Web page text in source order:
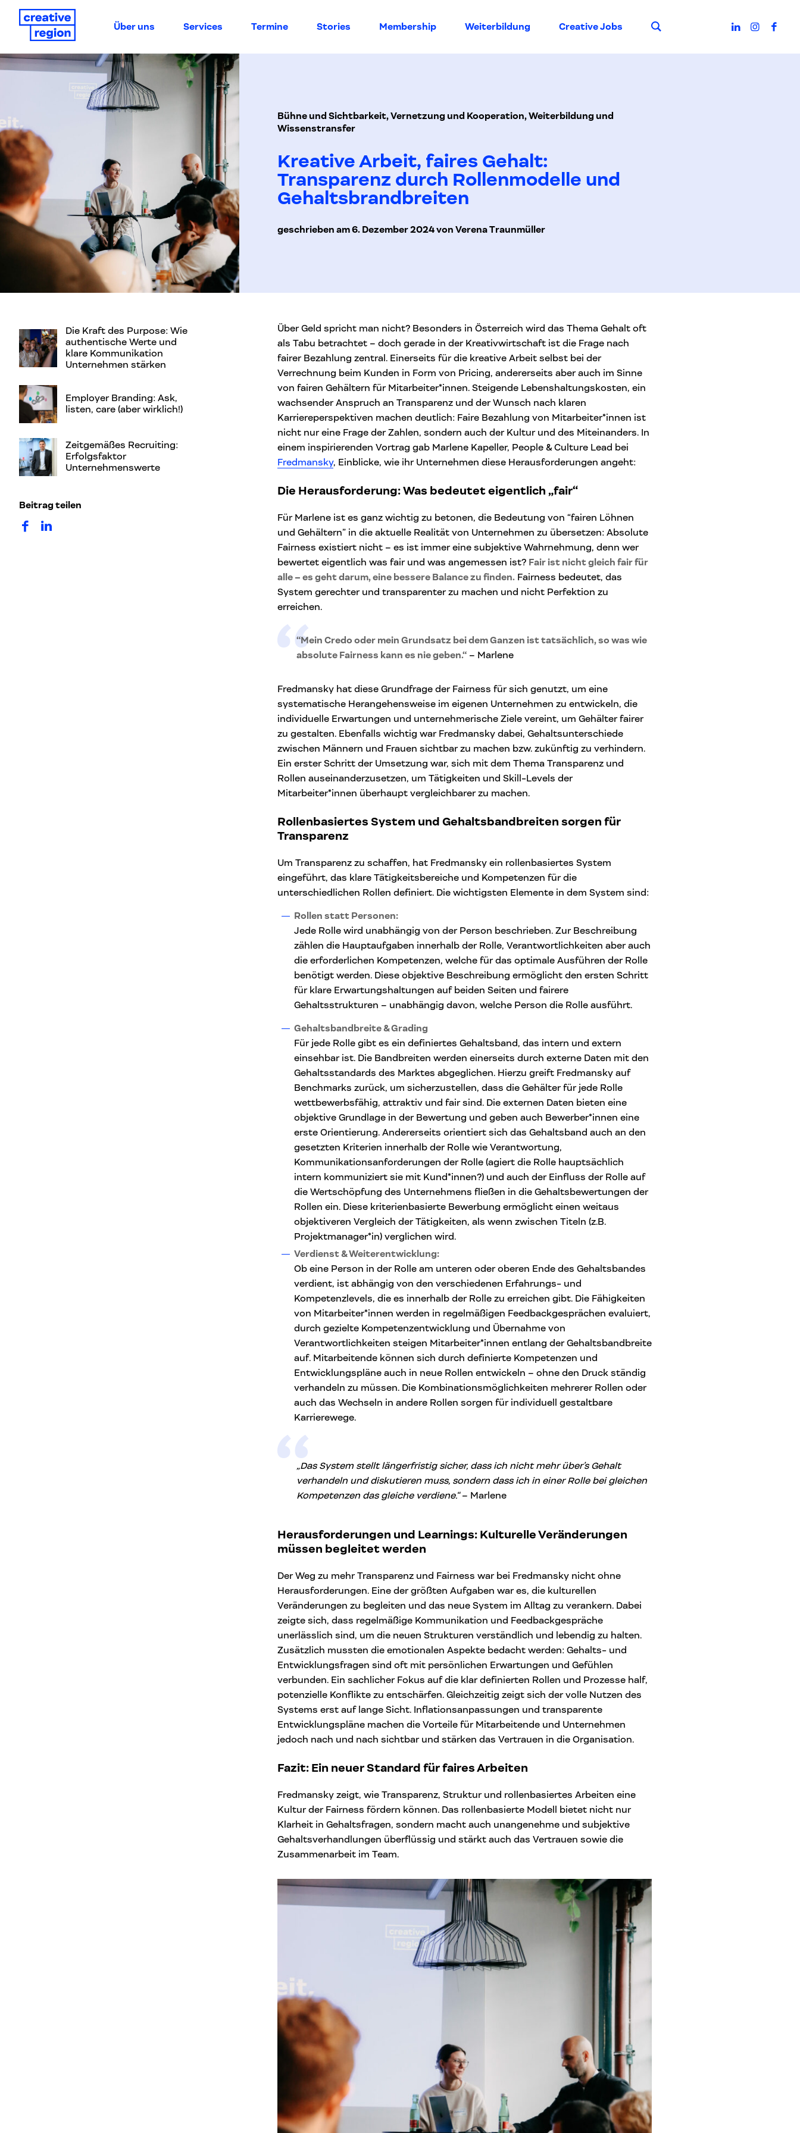
Über uns Services Termine Stories Membership Weiterbildung Creative Jobs Suche
Bühne und Sichtbarkeit, Vernetzung und Kooperation, Weiterbildung und
Wissenstransfer
Kreative Arbeit, faires Gehalt:
Transparenz durch Rollenmodelle und
Gehaltsbrandbreiten
geschrieben am 6. Dezember 2024 von Verena Traunmüller
Die Kraft des Purpose: Wie
authentische Werte und
klare Kommunikation
Unternehmen stärken
Employer Branding: Ask,
listen, care (aber wirklich!)
Zeitgemäßes Recruiting:
Erfolgsfaktor
Unternehmenswerte
Beitrag teilen
auf Facebook teilen
auf LinkedIn teilen
Über Geld spricht man nicht? Besonders in Österreich wird das Thema Gehalt oft
als Tabu betrachtet – doch gerade in der Kreativwirtschaft ist die Frage nach
fairer Bezahlung zentral. Einerseits für die kreative Arbeit selbst bei der
Verrechnung beim Kunden in Form von Pricing, andererseits aber auch im Sinne
von fairen Gehältern für Mitarbeiter*innen. Steigende Lebenshaltungskosten, ein
wachsender Anspruch an Transparenz und der Wunsch nach klaren
Karriereperspektiven machen deutlich: Faire Bezahlung von Mitarbeiter*innen ist
nicht nur eine Frage der Zahlen, sondern auch der Kultur und des Miteinanders. In
einem inspirierenden Vortrag gab Marlene Kapeller, People & Culture Lead bei
Fredmansky, Einblicke, wie ihr Unternehmen diese Herausforderungen angeht:
Die Herausforderung: Was bedeutet eigentlich „fair“
Für Marlene ist es ganz wichtig zu betonen, die Bedeutung von “fairen Löhnen
und Gehältern” in die aktuelle Realität von Unternehmen zu übersetzen: Absolute
Fairness existiert nicht – es ist immer eine subjektive Wahrnehmung, denn wer
bewertet eigentlich was fair und was angemessen ist? Fair ist nicht gleich fair für
alle – es geht darum, eine bessere Balance zu finden.Fairness bedeutet, das
System gerechter und transparenter zu machen und nicht Perfektion zu
erreichen.
“Mein Credo oder mein Grundsatz bei dem Ganzen ist tatsächlich, so was wie
absolute Fairness kann es nie geben.“– Marlene
Fredmansky hat diese Grundfrage der Fairness für sich genutzt, um eine
systematische Herangehensweise im eigenen Unternehmen zu entwickeln, die
individuelle Erwartungen und unternehmerische Ziele vereint, um Gehälter fairer
zu gestalten. Ebenfalls wichtig war Fredmansky dabei, Gehaltsunterschiede
zwischen Männern und Frauen sichtbar zu machen bzw. zukünftig zu verhindern.
Ein erster Schritt der Umsetzung war, sich mit dem Thema Transparenz und
Rollen auseinanderzusetzen, um Tätigkeiten und Skill-Levels der
Mitarbeiter*innen überhaupt vergleichbarer zu machen.
Rollenbasiertes System und Gehaltsbandbreiten sorgen für
Transparenz
Um Transparenz zu schaffen, hat Fredmansky ein rollenbasiertes System
eingeführt, das klare Tätigkeitsbereiche und Kompetenzen für die
unterschiedlichen Rollen definiert. Die wichtigsten Elemente in dem System sind:
Rollen statt Personen:
Jede Rolle wird unabhängig von der Person beschrieben. Zur Beschreibung
zählen die Hauptaufgaben innerhalb der Rolle, Verantwortlichkeiten aber auch
die erforderlichen Kompetenzen, welche für das optimale Ausführen der Rolle
benötigt werden. Diese objektive Beschreibung ermöglicht den ersten Schritt
für klare Erwartungshaltungen auf beiden Seiten und fairere
Gehaltsstrukturen – unabhängig davon, welche Person die Rolle ausführt.
Gehaltsbandbreite & Grading
Für jede Rolle gibt es ein definiertes Gehaltsband, das intern und extern
einsehbar ist. Die Bandbreiten werden einerseits durch externe Daten mit den
Gehaltsstandards des Marktes abgeglichen. Hierzu greift Fredmansky auf
Benchmarks zurück, um sicherzustellen, dass die Gehälter für jede Rolle
wettbewerbsfähig, attraktiv und fair sind. Die externen Daten bieten eine
objektive Grundlage in der Bewertung und geben auch Bewerber*innen eine
erste Orientierung. Andererseits orientiert sich das Gehaltsband auch an den
gesetzten Kriterien innerhalb der Rolle wie Verantwortung,
Kommunikationsanforderungen der Rolle (agiert die Rolle hauptsächlich
intern kommuniziert sie mit Kund*innen?) und auch der Einfluss der Rolle auf
die Wertschöpfung des Unternehmens fließen in die Gehaltsbewertungen der
Rollen ein. Diese kriterienbasierte Bewerbung ermöglicht einen weitaus
objektiveren Vergleich der Tätigkeiten, als wenn zwischen Titeln (z.B.
Projektmanager*in) verglichen wird.
Verdienst & Weiterentwicklung:
Ob eine Person in der Rolle am unteren oder oberen Ende des Gehaltsbandes
verdient, ist abhängig von den verschiedenen Erfahrungs- und
Kompetenzlevels, die es innerhalb der Rolle zu erreichen gibt. Die Fähigkeiten
von Mitarbeiter*innen werden in regelmäßigen Feedbackgesprächen evaluiert,
durch gezielte Kompetenzentwicklung und Übernahme von
Verantwortlichkeiten steigen Mitarbeiter*innen entlang der Gehaltsbandbreite
auf. Mitarbeitende können sich durch definierte Kompetenzen und
Entwicklungspläne auch in neue Rollen entwickeln – ohne den Druck ständig
verhandeln zu müssen. Die Kombinationsmöglichkeiten mehrerer Rollen oder
auch das Wechseln in andere Rollen sorgen für individuell gestaltbare
Karrierewege.
„Das System stellt längerfristig sicher, dass ich nicht mehr über’s Gehalt
verhandeln und diskutieren muss, sondern dass ich in einer Rolle bei gleichen
Kompetenzen das gleiche verdiene.“– Marlene
Herausforderungen und Learnings: Kulturelle Veränderungen
müssen begleitet werden
Der Weg zu mehr Transparenz und Fairness war bei Fredmansky nicht ohne
Herausforderungen. Eine der größten Aufgaben war es, die kulturellen
Veränderungen zu begleiten und das neue System im Alltag zu verankern. Dabei
zeigte sich, dass regelmäßige Kommunikation und Feedbackgespräche
unerlässlich sind, um die neuen Strukturen verständlich und lebendig zu halten.
Zusätzlich mussten die emotionalen Aspekte bedacht werden: Gehalts- und
Entwicklungsfragen sind oft mit persönlichen Erwartungen und Gefühlen
verbunden. Ein sachlicher Fokus auf die klar definierten Rollen und Prozesse half,
potenzielle Konflikte zu entschärfen. Gleichzeitig zeigt sich der volle Nutzen des
Systems erst auf lange Sicht. Inflationsanpassungen und transparente
Entwicklungspläne machen die Vorteile für Mitarbeitende und Unternehmen
jedoch nach und nach sichtbar und stärken das Vertrauen in die Organisation.
Fazit: Ein neuer Standard für faires Arbeiten
Fredmansky zeigt, wie Transparenz, Struktur und rollenbasiertes Arbeiten eine
Kultur der Fairness fördern können. Das rollenbasierte Modell bietet nicht nur
Klarheit in Gehaltsfragen, sondern macht auch unangenehme und subjektive
Gehaltsverhandlungen überflüssig und stärkt auch das Vertrauen sowie die
Zusammenarbeit im Team.